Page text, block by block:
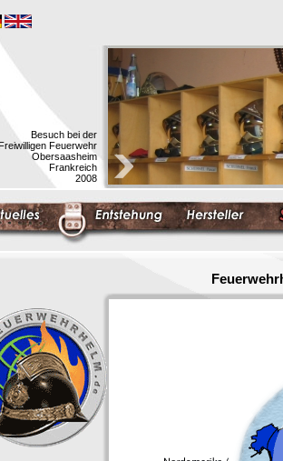
Besuch bei der
Freiwilligen Feuerwehr
Obersaasheim
Frankreich
2008